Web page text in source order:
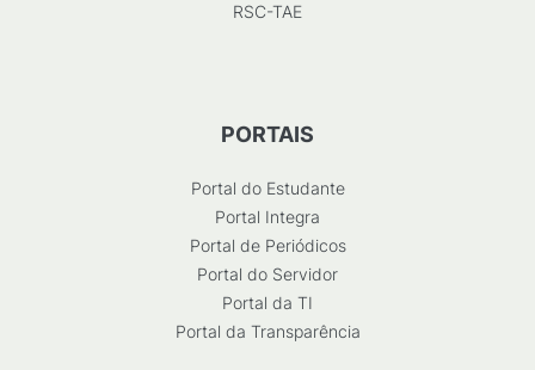
RSC-TAE
PORTAIS
Portal do Estudante
Portal Integra
Portal de Periódicos
Portal do Servidor
Portal da TI
Portal da Transparência